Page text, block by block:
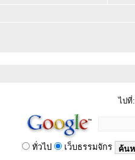
ไปที่:
ทั่วไป เว็บธรรมจักร